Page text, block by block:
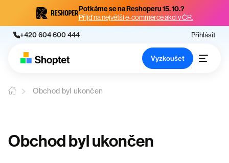
Potkáme se na Reshoperu 15. 10.?
Přijď na největší e-commerce akci v ČR.
+420 604 600 444 Přihlásit
Vyzkoušet
Obchod byl ukončen
Obchod byl ukončen